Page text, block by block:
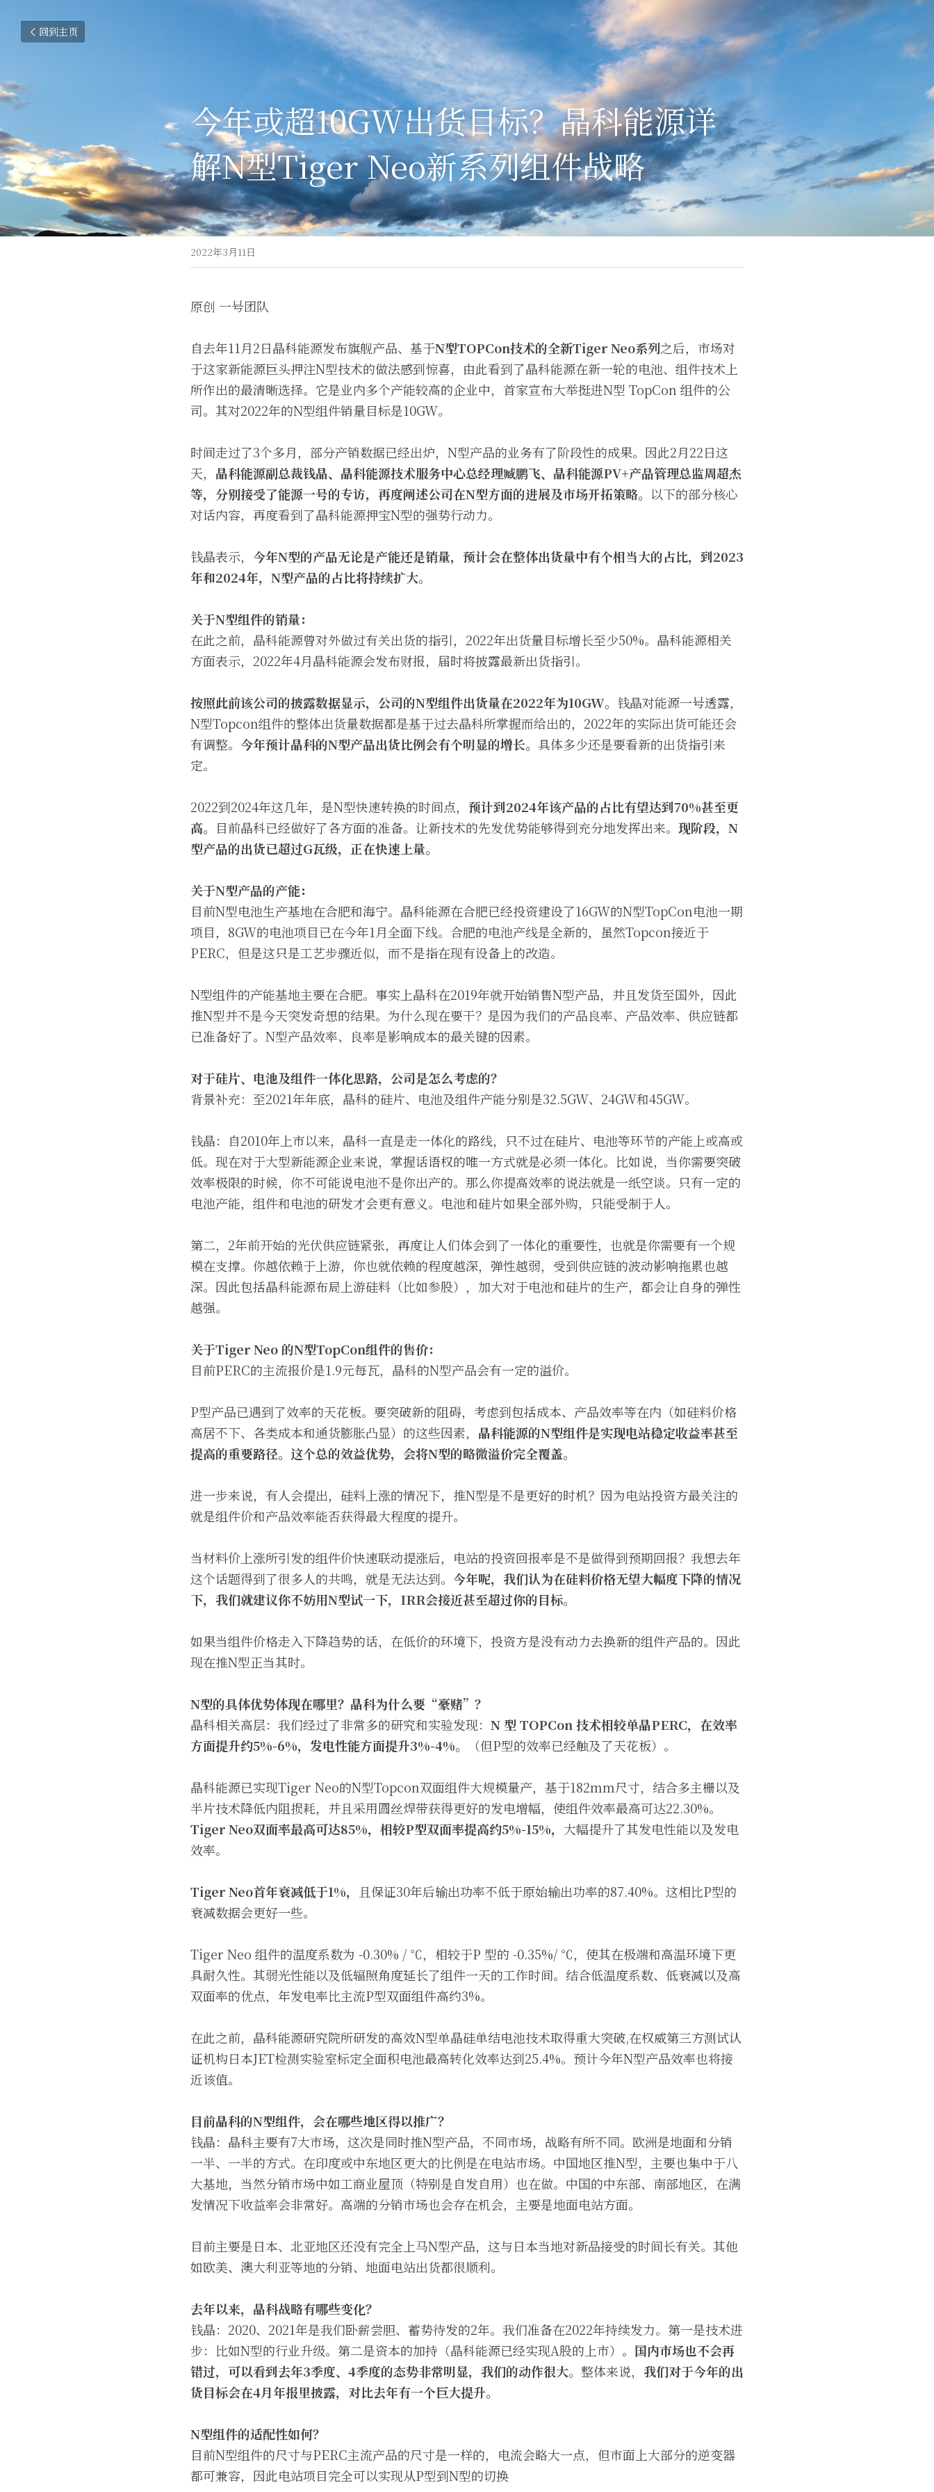
回到主页
今年或超10GW出货目标？晶科能源详
解N型Tiger Neo新系列组件战略
2022年3月11日
原创 一号团队
自去年11月2日晶科能源发布旗舰产品、基于N型TOPCon技术的全新Tiger Neo系列之后，市场对
于这家新能源巨头押注N型技术的做法感到惊喜，由此看到了晶科能源在新一轮的电池、组件技术上
所作出的最清晰选择。它是业内多个产能较高的企业中，首家宣布大举挺进N型 TopCon 组件的公
司。其对2022年的N型组件销量目标是10GW。
时间走过了3个多月，部分产销数据已经出炉，N型产品的业务有了阶段性的成果。因此2月22日这
天， 晶科能源副总裁钱晶、晶科能源技术服务中心总经理臧鹏飞、晶科能源PV+产品管理总监周超杰
等，分别接受了能源一号的专访，再度阐述公司在N型方面的进展及市场开拓策略。 以下的部分核心
对话内容，再度看到了晶科能源押宝N型的强势行动力。
钱晶表示， 今年N型的产品无论是产能还是销量，预计会在整体出货量中有个相当大的占比，到2023
年和2024年，N型产品的占比将持续扩大。
关于N型组件的销量：
在此之前，晶科能源曾对外做过有关出货的指引，2022年出货量目标增长至少50%。晶科能源相关
方面表示，2022年4月晶科能源会发布财报，届时将披露最新出货指引。
按照此前该公司的披露数据显示，公司的N型组件出货量在2022年为10GW。 钱晶对能源一号透露，
N型Topcon组件的整体出货量数据都是基于过去晶科所掌握而给出的，2022年的实际出货可能还会
有调整。 今年预计晶科的N型产品出货比例会有个明显的增长。 具体多少还是要看新的出货指引来
定。
2022到2024年这几年，是N型快速转换的时间点， 预计到2024年该产品的占比有望达到70%甚至更
高。 目前晶科已经做好了各方面的准备。让新技术的先发优势能够得到充分地发挥出来。 现阶段，N
型产品的出货已超过G瓦级，正在快速上量。
关于N型产品的产能：
目前N型电池生产基地在合肥和海宁。晶科能源在合肥已经投资建设了16GW的N型TopCon电池一期
项目，8GW的电池项目已在今年1月全面下线。合肥的电池产线是全新的，虽然Topcon接近于
PERC，但是这只是工艺步骤近似，而不是指在现有设备上的改造。
N型组件的产能基地主要在合肥。事实上晶科在2019年就开始销售N型产品，并且发货至国外，因此
推N型并不是今天突发奇想的结果。为什么现在要干？是因为我们的产品良率、产品效率、供应链都
已准备好了。N型产品效率、良率是影响成本的最关键的因素。
对于硅片、电池及组件一体化思路，公司是怎么考虑的？
背景补充：至2021年年底，晶科的硅片、电池及组件产能分别是32.5GW、24GW和45GW。
钱晶：自2010年上市以来，晶科一直是走一体化的路线，只不过在硅片、电池等环节的产能上或高或
低。现在对于大型新能源企业来说，掌握话语权的唯一方式就是必须一体化。比如说，当你需要突破
效率极限的时候，你不可能说电池不是你出产的。那么你提高效率的说法就是一纸空谈。只有一定的
电池产能，组件和电池的研发才会更有意义。电池和硅片如果全部外购，只能受制于人。
第二，2年前开始的光伏供应链紧张，再度让人们体会到了一体化的重要性，也就是你需要有一个规
模在支撑。你越依赖于上游，你也就依赖的程度越深，弹性越弱，受到供应链的波动影响拖累也越
深。因此包括晶科能源布局上游硅料（比如参股），加大对于电池和硅片的生产，都会让自身的弹性
越强。
关于Tiger Neo 的N型TopCon组件的售价：
目前PERC的主流报价是1.9元每瓦，晶科的N型产品会有一定的溢价。
P型产品已遇到了效率的天花板。要突破新的阻碍，考虑到包括成本、产品效率等在内（如硅料价格
高居不下、各类成本和通货膨胀凸显）的这些因素， 晶科能源的N型组件是实现电站稳定收益率甚至
提高的重要路径。这个总的效益优势，会将N型的略微溢价完全覆盖。
进一步来说，有人会提出，硅料上涨的情况下，推N型是不是更好的时机？因为电站投资方最关注的
就是组件价和产品效率能否获得最大程度的提升。
当材料价上涨所引发的组件价快速联动提涨后，电站的投资回报率是不是做得到预期回报？我想去年
这个话题得到了很多人的共鸣，就是无法达到。 今年呢，我们认为在硅料价格无望大幅度下降的情况
下，我们就建议你不妨用N型试一下，IRR会接近甚至超过你的目标。
如果当组件价格走入下降趋势的话，在低价的环境下，投资方是没有动力去换新的组件产品的。因此
现在推N型正当其时。
N型的具体优势体现在哪里？晶科为什么要“豪赌”？
晶科相关高层：我们经过了非常多的研究和实验发现： N 型 TOPCon 技术相较单晶PERC，在效率
方面提升约5%-6%，发电性能方面提升3%-4%。
（但P型的效率已经触及了天花板）。
晶科能源已实现Tiger Neo的N型Topcon双面组件大规模量产，基于182mm尺寸，结合多主栅以及
半片技术降低内阻损耗，并且采用圆丝焊带获得更好的发电增幅，使组件效率最高可达22.30%。
Tiger Neo双面率最高可达85%，相较P型双面率提高约5%-15%， 大幅提升了其发电性能以及发电
效率。
Tiger Neo首年衰减低于1%，
且保证30年后输出功率不低于原始输出功率的87.40%。这相比P型的
衰减数据会更好一些。
Tiger Neo 组件的温度系数为 -0.30% / ℃，相较于P 型的 -0.35%/ ℃，使其在极端和高温环境下更
具耐久性。其弱光性能以及低辐照角度延长了组件一天的工作时间。结合低温度系数、低衰减以及高
双面率的优点，年发电率比主流P型双面组件高约3%。
在此之前，晶科能源研究院所研发的高效N型单晶硅单结电池技术取得重大突破,在权威第三方测试认
证机构日本JET检测实验室标定全面积电池最高转化效率达到25.4%。预计今年N型产品效率也将接
近该值。
目前晶科的N型组件，会在哪些地区得以推广？
钱晶：晶科主要有7大市场，这次是同时推N型产品，不同市场，战略有所不同。欧洲是地面和分销
一半、一半的方式。在印度或中东地区更大的比例是在电站市场。中国地区推N型，主要也集中于八
大基地，当然分销市场中如工商业屋顶（特别是自发自用）也在做。中国的中东部、南部地区，在满
发情况下收益率会非常好。高端的分销市场也会存在机会，主要是地面电站方面。
目前主要是日本、北亚地区还没有完全上马N型产品，这与日本当地对新品接受的时间长有关。其他
如欧美、澳大利亚等地的分销、地面电站出货都很顺利。
去年以来，晶科战略有哪些变化？
钱晶：2020、2021年是我们卧薪尝胆、蓄势待发的2年。我们准备在2022年持续发力。第一是技术进
步：比如N型的行业升级。第二是资本的加持（晶科能源已经实现A股的上市）。 国内市场也不会再
错过，可以看到去年3季度、4季度的态势非常明显，我们的动作很大。 整体来说， 我们对于今年的出
货目标会在4月年报里披露，对比去年有一个巨大提升。
N型组件的适配性如何？
目前N型组件的尺寸与PERC主流产品的尺寸是一样的，电流会略大一点，但市面上大部分的逆变器
都可兼容，因此电站项目完全可以实现从P型到N型的切换